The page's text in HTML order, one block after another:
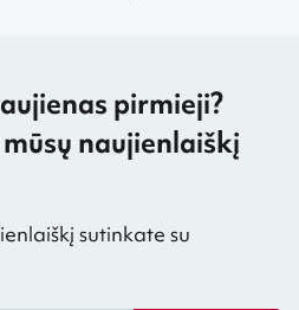
pirmieji?
naujienlaiškį
sutinkate su